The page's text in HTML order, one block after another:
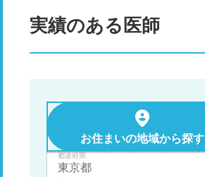
実績のある医師
お住まいの地域から探す
都道府県